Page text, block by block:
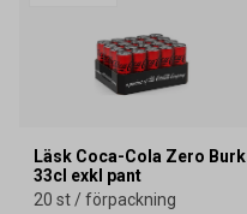
Läsk Coca-Cola Zero Burk
33cl exkl pant
20 st / förpackning